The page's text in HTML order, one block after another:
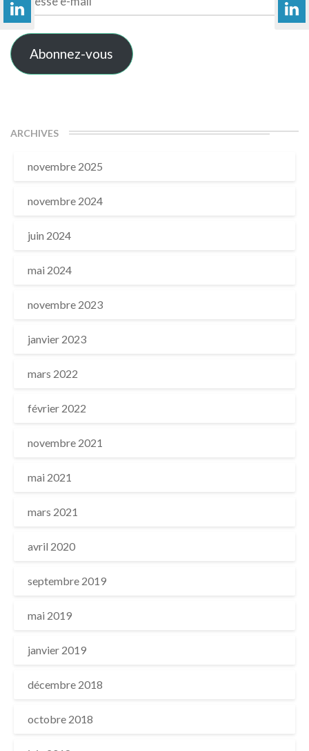
e-
mail
Abonnez-vous
ARCHIVES
novembre 2025
novembre 2024
juin 2024
mai 2024
novembre 2023
janvier 2023
mars 2022
février 2022
novembre 2021
mai 2021
mars 2021
avril 2020
septembre 2019
mai 2019
janvier 2019
décembre 2018
octobre 2018